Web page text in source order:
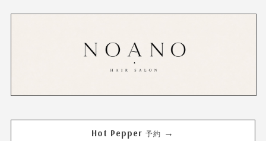
Hot Pepper 予約 →